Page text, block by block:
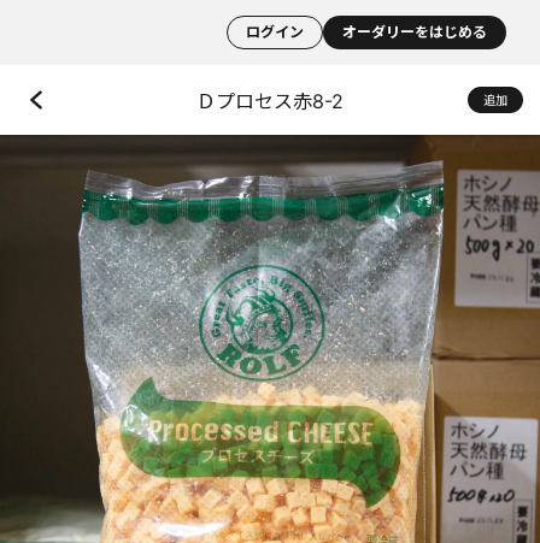
ログイン オーダリーをはじめる
Ｄプロセス赤8-2 追加